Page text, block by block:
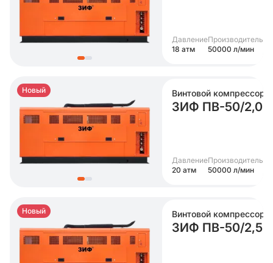
Давление
18 атм
50000 л/мин
Новый Винтовой компрессор
ЗИФ ПВ-50/2,0
Давление
20 атм
50000 л/мин
Новый Винтовой компрессор
ЗИФ ПВ-50/2,5